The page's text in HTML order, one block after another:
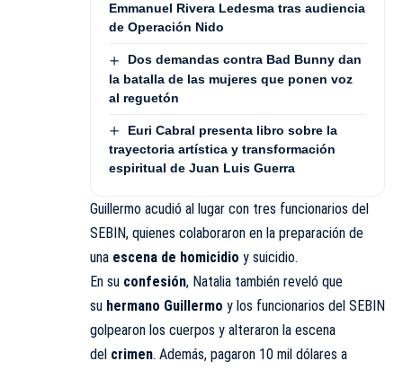
Emmanuel Rivera Ledesma tras audiencia
de Operación Nido
Dos demandas contra Bad Bunny dan
la batalla de las mujeres que ponen voz
al reguetón
Euri Cabral presenta libro sobre la
trayectoria artística y transformación
espiritual de Juan Luis Guerra
Guillermo acudió al lugar con tres funcionarios del
SEBIN, quienes colaboraron en la preparación de
una escena de homicidio y suicidio.
En su confesión, Natalia también reveló que
su hermano Guillermo y los funcionarios del SEBIN
golpearon los cuerpos y alteraron la escena
del crimen. Además, pagaron 10 mil dólares a